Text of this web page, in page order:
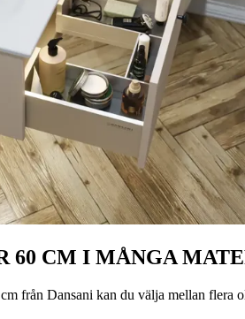
60 CM I MÅNGA
från Dansani kan du välja mellan flera